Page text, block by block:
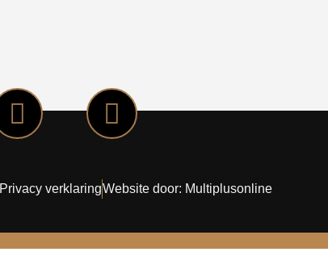
Privacy verklaringWebsite door: Multiplusonline